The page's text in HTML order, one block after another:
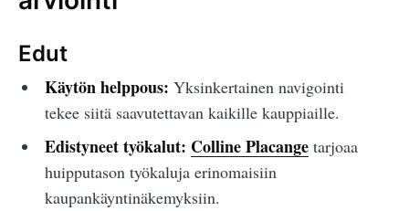
Edut
Käytön helppous: Yksinkertainen navigointi
tekee siitä saavutettavan kaikille kauppiaille.
Edistyneet työkalut: Colline Placangetarjoaa
huipputason työkaluja erinomaisiin
kaupankäyntinäkemyksiin.